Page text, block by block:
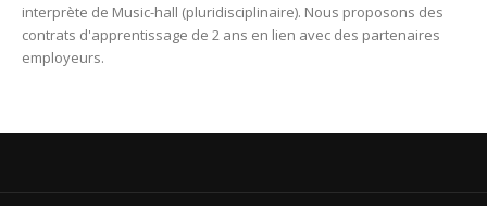
interprète de Music-hall (pluridisciplinaire). Nous proposons des
contrats d'apprentissage de 2 ans en lien avec des partenaires
employeurs.